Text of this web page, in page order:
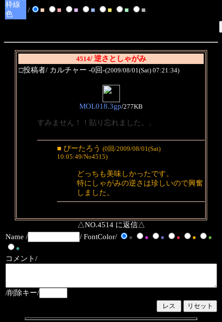
枠線
色
/ ■ ■ ■ ■ ■ ■ ■
4514/ 逆さとしゃがみ
□投稿者/ カルチャー -0回-(2009/08/01(Sat) 07:21:34)
MOL018.3gp/277KB
すみません！！貼り忘れました。。
■ ぴーたろう (0回/2009/08/01(Sat)
10:05:49/No4515)
どっちも美味しかったです。
特にしゃがみの逆さは珍しいので興奮
しました。
△NO.4514 に返信△
Name /
/ FontColor/ ● ● ● ● ●
●
●
コメント/
/削除キー/